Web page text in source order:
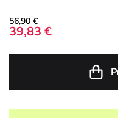
56,90 €
39,83 €